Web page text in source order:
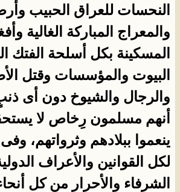
النحسات للعراق الحبيب
والمعراج المباركة الغالية
المسكينة بكل أسلحة الفتك
البيوت والمؤسسات وقتل
والرجال والشيوخ دون أى
أنهم مسلمون رِخاص لا
ينعموا ببلادهم وثرواتهم،
لكل القوانين والأعراف
الشرفاء والأحرار من كل